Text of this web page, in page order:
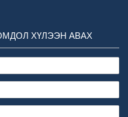
ХҮЛЭЭН АВАХ